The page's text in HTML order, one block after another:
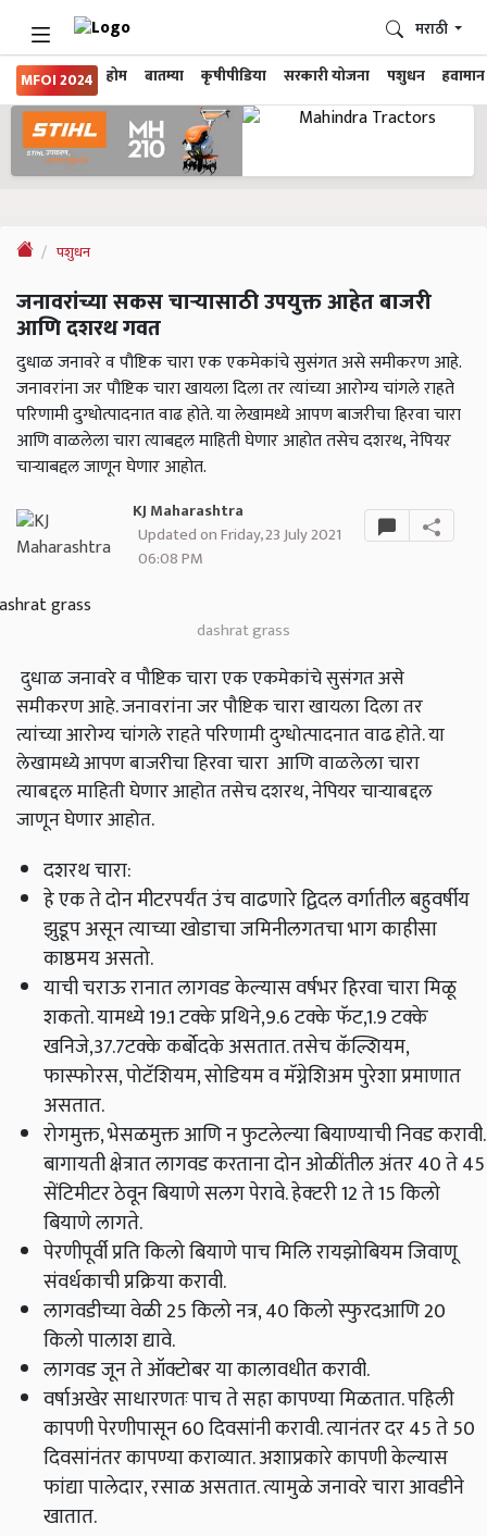
MFOI 2024 होम बातम्या कृषीपीडिया सरकारी योजना पशुधन हवामान
मराठी
पशुधन
जनावरांच्या सकस चाऱ्यासाठी उपयुक्त आहेत बाजरी
आणि दशरथ गवत
दुधाळ जनावरे व पौष्टिक चारा एक एकमेकांचे सुसंगत असे समीकरण आहे.
जनावरांना जर पौष्टिक चारा खायला दिला तर त्यांच्या आरोग्य चांगले राहते
परिणामी दुग्धोत्पादनात वाढ होते. या लेखामध्ये आपण बाजरीचा हिरवा चारा
आणि वाळलेला चारा त्याबद्दल माहिती घेणार आहोत तसेच दशरथ, नेपियर
चाऱ्याबद्दल जाणून घेणार आहोत.
KJ Maharashtra
Updated on Friday, 23 July 2021
06:08 PM
dashrat grass
दुधाळ जनावरे व पौष्टिक चारा एक एकमेकांचे सुसंगत असे
समीकरण आहे. जनावरांना जर पौष्टिक चारा खायला दिला तर
त्यांच्या आरोग्य चांगले राहते परिणामी दुग्धोत्पादनात वाढ होते. या
लेखामध्ये आपण बाजरीचा हिरवा चारा आणि वाळलेला चारा
त्याबद्दल माहिती घेणार आहोत तसेच दशरथ, नेपियर चाऱ्याबद्दल
जाणून घेणार आहोत.
दशरथ चारा:
हे एक ते दोन मीटरपर्यंत उंच वाढणारे द्विदल वर्गातील बहुवर्षीय
झुडूप असून त्याच्या खोडाचा जमिनीलगतचा भाग काहीसा
काष्ठमय असतो.
याची चराऊ रानात लागवड केल्यास वर्षभर हिरवा चारा मिळू
शकतो. यामध्ये 19.1 टक्के प्रथिने,9.6 टक्के फॅट,1.9 टक्के
खनिजे,37.7टक्के कर्बोदके असतात. तसेच कॅल्शियम,
फास्फोरस, पोटॅशियम, सोडियम व मॅग्नेशिअम पुरेशा प्रमाणात
असतात.
रोगमुक्त, भेसळमुक्त आणि न फुटलेल्या बियाण्याची निवड करावी.
बागायती क्षेत्रात लागवड करताना दोन ओळींतील अंतर 40 ते 45
सेंटिमीटर ठेवून बियाणे सलग पेरावे. हेक्‍टरी 12 ते 15 किलो
बियाणे लागते.
पेरणीपूर्वी प्रति किलो बियाणे पाच मिलि रायझोबियम जिवाणू
संवर्धकाची प्रक्रिया करावी.
लागवडीच्या वेळी 25 किलो नत्र, 40 किलो स्फुरदआणि 20
किलो पालाश द्यावे.
लागवड जून ते ऑक्टोबर या कालावधीत करावी.
वर्षाअखेर साधारणतः पाच ते सहा कापण्या मिळतात. पहिली
कापणी पेरणीपासून 60 दिवसांनी करावी. त्यानंतर दर 45 ते 50
दिवसांनंतर कापण्या कराव्यात. अशाप्रकारे कापणी केल्यास
फांद्या पालेदार, रसाळ असतात. त्यामुळे जनावरे चारा आवडीने
खातात.